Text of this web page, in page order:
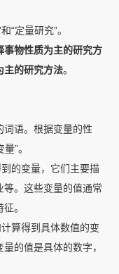
“定量研究”。
事物性质为主的研究方
主的研究方法。
语。根据变量的性
”。
的变量，它们主要描
。这些变量的值通常
。
算得到具体数值的变
的值是具体的数字，